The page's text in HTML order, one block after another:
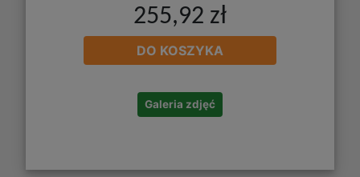
255,92 zł
DO KOSZYKA
Galeria zdjęć